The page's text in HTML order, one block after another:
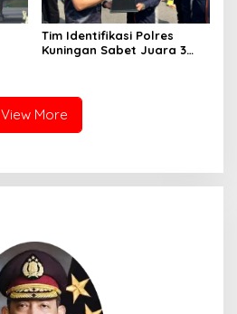
Tim Identifikasi Polres
Kuningan Sabet Juara 3
View More